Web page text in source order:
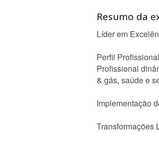
Resumo da
Líder em
Perfil
Profissional
& gás, saúde e
Implementação
Transformações